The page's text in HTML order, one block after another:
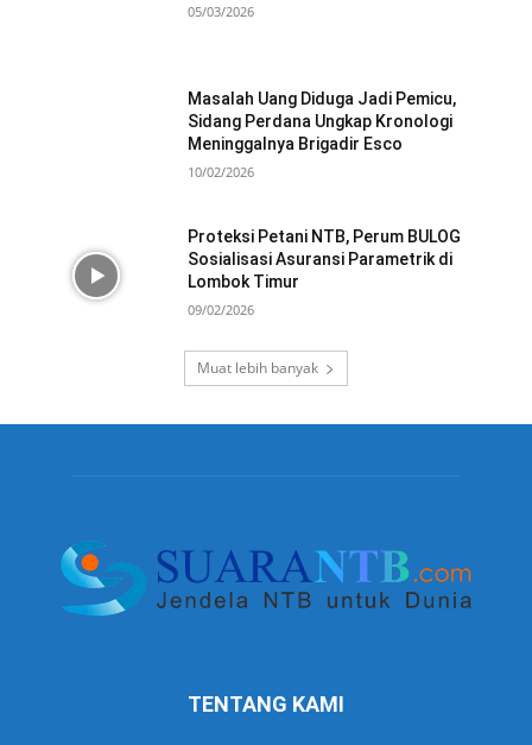
05/03/2026
Masalah Uang Diduga Jadi Pemicu,
Sidang Perdana Ungkap Kronologi
Meninggalnya Brigadir Esco
10/02/2026
Proteksi Petani NTB, Perum BULOG
Sosialisasi Asuransi Parametrik di
Lombok Timur
09/02/2026
Muat lebih banyak
TENTANG KAMI